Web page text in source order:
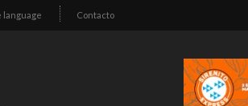
language Contacto